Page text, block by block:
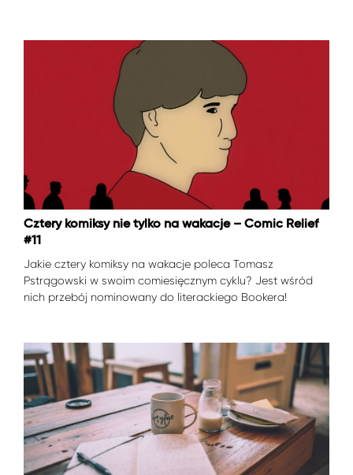
Cztery komiksy nie tylko na wakacje – Comic Relief
#11
Jakie cztery komiksy na wakacje poleca Tomasz
Pstrągowski w swoim comiesięcznym cyklu? Jest wśród
nich przebój nominowany do literackiego Bookera!